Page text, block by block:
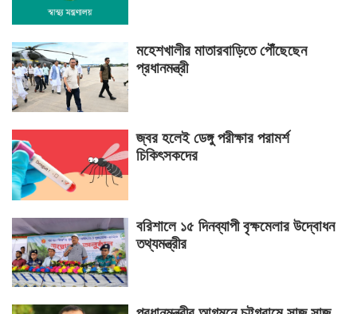
মহেশখালীর মাতারবাড়িতে পৌঁছেছেন
প্রধানমন্ত্রী
জ্বর হলেই ডেঙ্গু পরীক্ষার পরামর্শ
চিকিৎসকদের
বরিশালে ১৫ দিনব্যাপী বৃক্ষমেলার উদ্বোধন
তথ্যমন্ত্রীর